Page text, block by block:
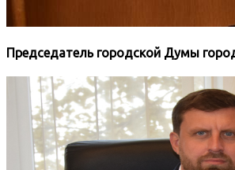
Председатель городской Думы